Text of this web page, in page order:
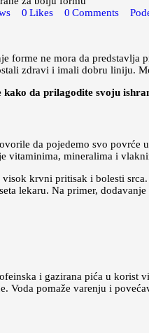
0 Likes 0 Comments
forme ne mora da
zdravi i imali dobru liniju.
da prilagodite svoju
da pojedemo svo
vitaminima, mineralima i
visok krvni pritisak i bolesti
lekaru. Na primer,
i gazirana pića u
Voda pomaže varenju i